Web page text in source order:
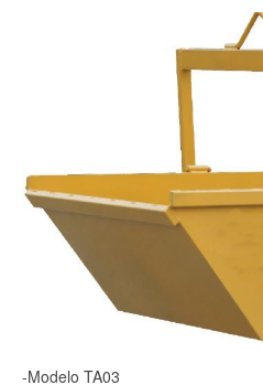
-Modelo TA03